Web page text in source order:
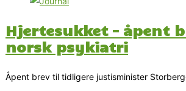
Hjertesukket – åpent
norsk psykiatri
Åpent brev til tidligere justisminister